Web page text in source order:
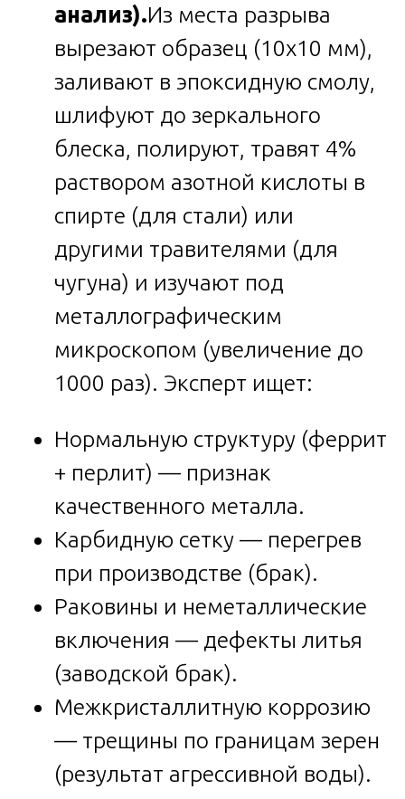
анализ).Из места разрыва
вырезают образец (10х10 мм),
заливают в эпоксидную смолу,
шлифуют до зеркального
блеска, полируют, травят 4%
раствором азотной кислоты в
спирте (для стали) или
другими травителями (для
чугуна) и изучают под
металлографическим
микроскопом (увеличение до
1000 раз). Эксперт ищет:
Нормальную структуру (феррит
+ перлит) — признак
качественного металла.
Карбидную сетку — перегрев
при производстве (брак).
Раковины и неметаллические
включения — дефекты литья
(заводской брак).
Межкристаллитную коррозию
— трещины по границам зерен
(результат агрессивной воды).